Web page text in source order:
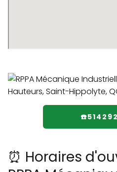
⏰ Horaires